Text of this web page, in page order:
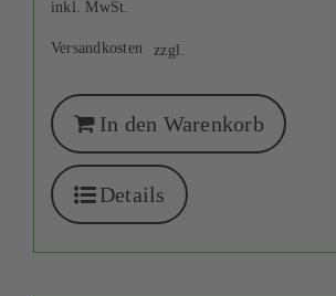
inkl. MwSt.
zzgl.
Versandkosten
In den Warenkorb
Details